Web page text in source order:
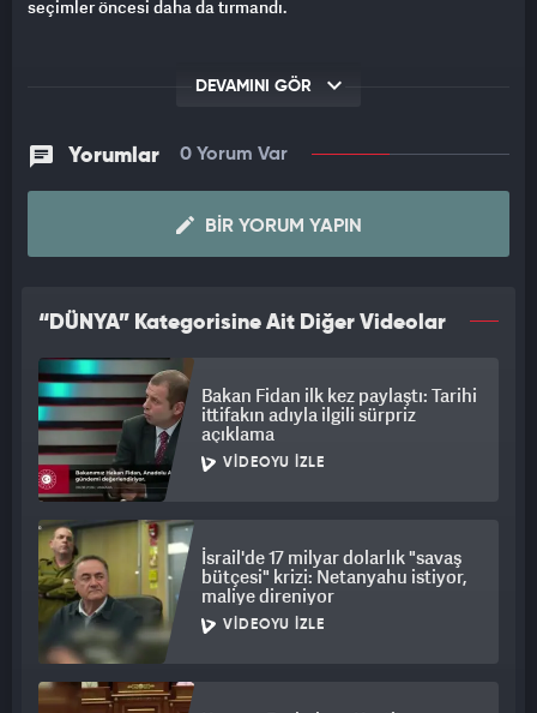
seçimler öncesi daha da tırmandı.
DEVAMINI GÖR
Yorumlar 0 Yorum Var
BIR YORUM YAPIN
“DÜNYA” Kategorisine Ait Diğer Videolar
Bakan Fidan ilk kez paylaştı: Tarihi
ittifakın adıyla ilgili sürpriz
açıklama
VIDEOYU İZLE
İsrail'de 17 milyar dolarlık "savaş
bütçesi" krizi: Netanyahu istiyor,
maliye direniyor
VIDEOYU İZLE